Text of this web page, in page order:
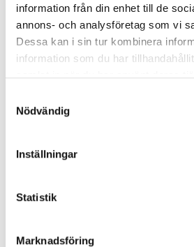
information från din enhet till de
annons- och analysföretag som vi
Dessa kan i sin tur kombinera
information som du har
Nödvändig
Inställningar
Statistik
Marknadsföring
Beställ vårt nyhetsbrev här:
Jag beställer Karis Telefons
godkänner att mina uppgifter används